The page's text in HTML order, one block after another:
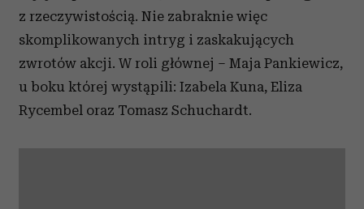
z rzeczywistością. Nie zabraknie więc
skomplikowanych intryg i zaskakujących
zwrotów akcji. W roli głównej – Maja Pankiewicz,
u boku której wystąpili: Izabela Kuna, Eliza
Rycembel oraz Tomasz Schuchardt.